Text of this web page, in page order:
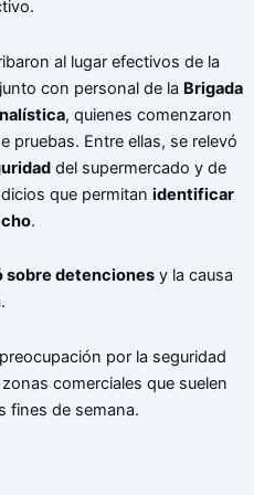
al lugar efectivos de la
con personal de la Brigada
, quienes comenzaron
pruebas. Entre ellas, se relevó
del supermercado y de
que permitan identificar
.
sobre detencionesy la causa
por la seguridad
comerciales que suelen
fines de semana.